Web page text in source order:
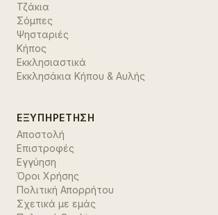
Τζάκια
Σόμπες
Ψησταριές
Κήπος
Εκκλησιαστικά
Εκκλησάκια Κήπου & Αυλής
ΕΞΥΠΗΡΈΤΗΣΗ
Αποστολή
Επιστροφές
Εγγύηση
Όροι Χρήσης
Πολιτική Απορρήτου
Σχετικά με εμάς